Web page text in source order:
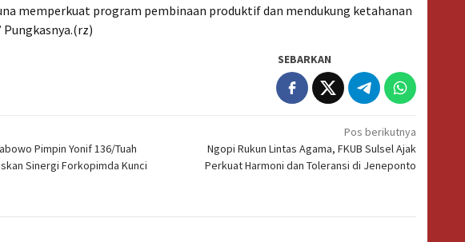
memperkuat program pembinaan produktif dan mendukung ketahanan
Pungkasnya.(rz)
SEBARKAN
Pimpin Yonif 136/Tuah
Sinergi Forkopimda Kunci
Pos berikutnya
Ngopi Rukun Lintas Agama, FKUB Sulsel Ajak
Perkuat Harmoni dan Toleransi di Jeneponto